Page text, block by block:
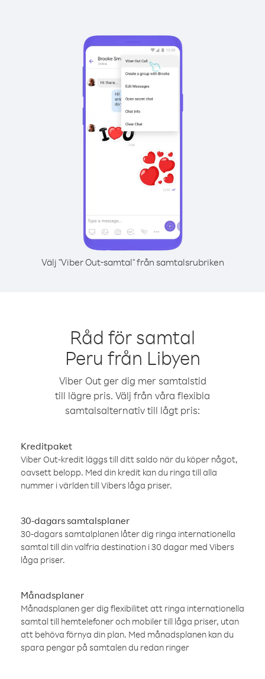
Välj "Viber Out-samtal" från samtalsrubriken
Råd för samtal
Peru från Libyen
Viber Out ger dig mer samtalstid
till lägre pris. Välj från våra flexibla
samtalsalternativ till lågt pris:
Kreditpaket
Viber Out-kredit läggs till ditt saldo när du köper något,
oavsett belopp. Med din kredit kan du ringa till alla
nummer i världen till Vibers låga priser.
30-dagars samtalsplaner
30-dagars samtalplanen låter dig ringa internationella
samtal till din valfria destination i 30 dagar med Vibers
låga priser.
Månadsplaner
Månadsplanen ger dig flexibilitet att ringa internationella
samtal till hemtelefoner och mobiler till låga priser, utan
att behöva förnya din plan. Med månadsplanen kan du
spara pengar på samtalen du redan ringer